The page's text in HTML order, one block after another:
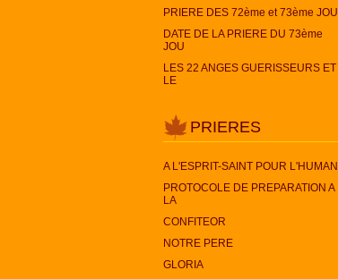
PRIERE DES 72ème et 73ème JOU
DATE DE LA PRIERE DU 73ème
JOU
LES 22 ANGES GUERISSEURS ET
LE
PRIERES
A L'ESPRIT-SAINT POUR L'HUMANI
PROTOCOLE DE PREPARATION A
LA
CONFITEOR
NOTRE PERE
GLORIA